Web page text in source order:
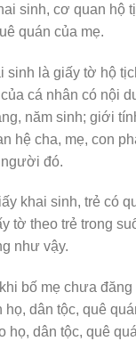
sinh, cơ quan hộ
quán của mẹ.
sinh là giấy tờ hộ
cá nhân có nội
năm sinh; giới
hệ cha, mẹ, con
đó.
khai sinh, trẻ có
tờ theo trẻ trong
như vậy.
bố mẹ chưa đăng
họ, dân tộc, quê
họ, dân tộc, quê